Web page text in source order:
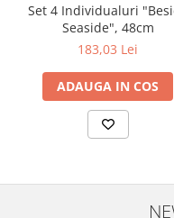
Set 4 Individualuri
Seaside", 48cm
183,03 Lei
ADAUGA IN COS